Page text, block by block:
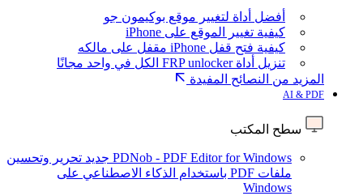
أفضل أداة لتغيير موقع بوكيمون جو
كيفية تغيير الموقع على iPhone
كيفية فتح قفل iPhone مقفل على مالكه
تنزيل أداة FRP unlocker الكل في واحد مجانًا
المزيد من النصائح المفيدة
AI & PDF
سطح المكتب
PDNob - PDF Editor for Windows جديد تحرير وتحسين
ملفات PDF باستخدام الذكاء الاصطناعي على
Windows